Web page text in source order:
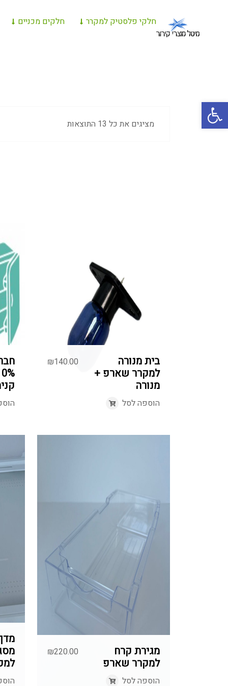
פתח סרגל נגישות
חלקי פלסטיק למקרר חלקים מכניים
מציגים את כל ⁦13⁩ התוצאות
בית מנורה
למקרר שארפ +
מנורה
הוספה לסל
₪140.00
מגירת קרח
למקרר שארפ
הוספה לסל
₪220.00